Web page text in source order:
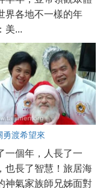
界各地不一樣的年
美...
勇渡希望來
一個年，人長了一
也長了智慧！旅居海
神氣家族師兄姊面對